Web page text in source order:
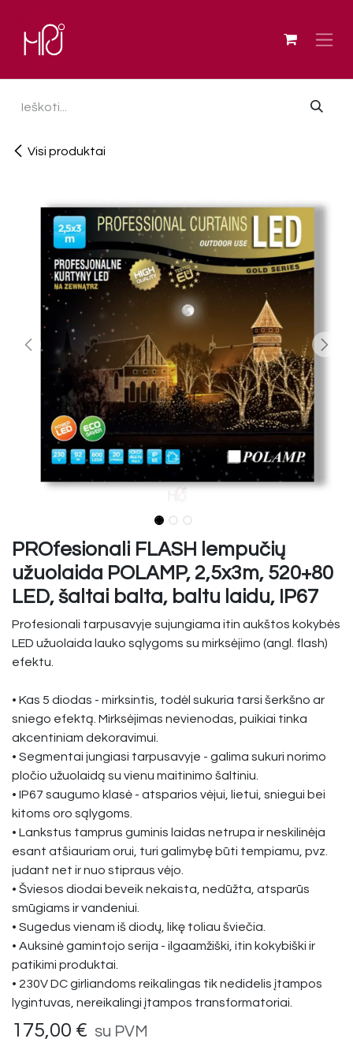
Visi produktai
PROfesionali FLASH lempučių
užuolaida POLAMP, 2,5x3m, 520+80
LED, šaltai balta, baltu laidu, IP67
Profesionali tarpusavyje sujungiama itin aukštos kokybės
LED užuolaida lauko sąlygoms su mirksėjimo (angl. flash)
efektu.
• Kas 5 diodas - mirksintis, todėl sukuria tarsi šerkšno ar
sniego efektą. Mirksėjimas nevienodas, puikiai tinka
akcentiniam dekoravimui.
• Segmentai jungiasi tarpusavyje - galima sukuri norimo
pločio užuolaidą su vienu maitinimo šaltiniu.
• IP67 saugumo klasė - atsparios vėjui, lietui, sniegui bei
kitoms oro sąlygoms.
• Lankstus tamprus guminis laidas netrupa ir neskilinėja
esant atšiauriam orui, turi galimybę būti tempiamu, pvz.
judant net ir nuo stipraus vėjo.
• Šviesos diodai beveik nekaista, nedūžta, atsparūs
smūgiams ir vandeniui.
• Sugedus vienam iš diodų, likę toliau šviečia.
• Auksinė gamintojo serija - ilgaamžiški, itin kokybiški ir
patikimi produktai.
• 230V DC girliandoms reikalingas tik nedidelis įtampos
lygintuvas, nereikalingi įtampos transformatoriai.
175,00 € su PVM